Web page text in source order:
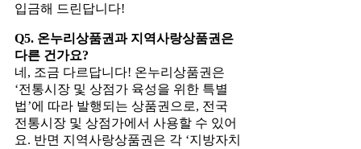
입금해 드린답니다!
Q5. 온누리상품권과 지역사랑상품권은
다른 건가요?
네, 조금 다르답니다! 온누리상품권은
‘전통시장 및 상점가 육성을 위한 특별
법’에 따라 발행되는 상품권으로, 전국
전통시장 및 상점가에서 사용할 수 있어
요. 반면 지역사랑상품권은 각 ‘지방자치